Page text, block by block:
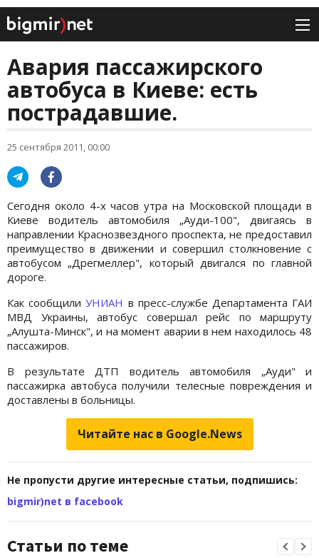
Авария пассажирского
автобуса в Киеве: есть
пострадавшие.
25 сентября 2011, 00:00
Сегодня около 4-х часов утра на Московской площади в
Киеве водитель автомобиля „Ауди-100", двигаясь в
направлении Краснозвездного проспекта, не предоставил
преимущество в движении и совершил столкновение с
автобусом „Дрегмеллер", который двигался по главной
дороге.
Как сообщилиУНИАН в пресс-службе Департамента ГАИ
МВД Украины, автобус совершал рейс по маршруту
„Алушта-Минск", и на момент аварии в нем находилось 48
пассажиров.
В результате ДТП водитель автомобиля „Ауди" и
пассажирка автобуса получили телесные повреждения и
доставлены в больницы.
Читайте нас в Google.News
Не пропусти другие интересные статьи, подпишись:
bigmir)net в facebook
Статьи по теме